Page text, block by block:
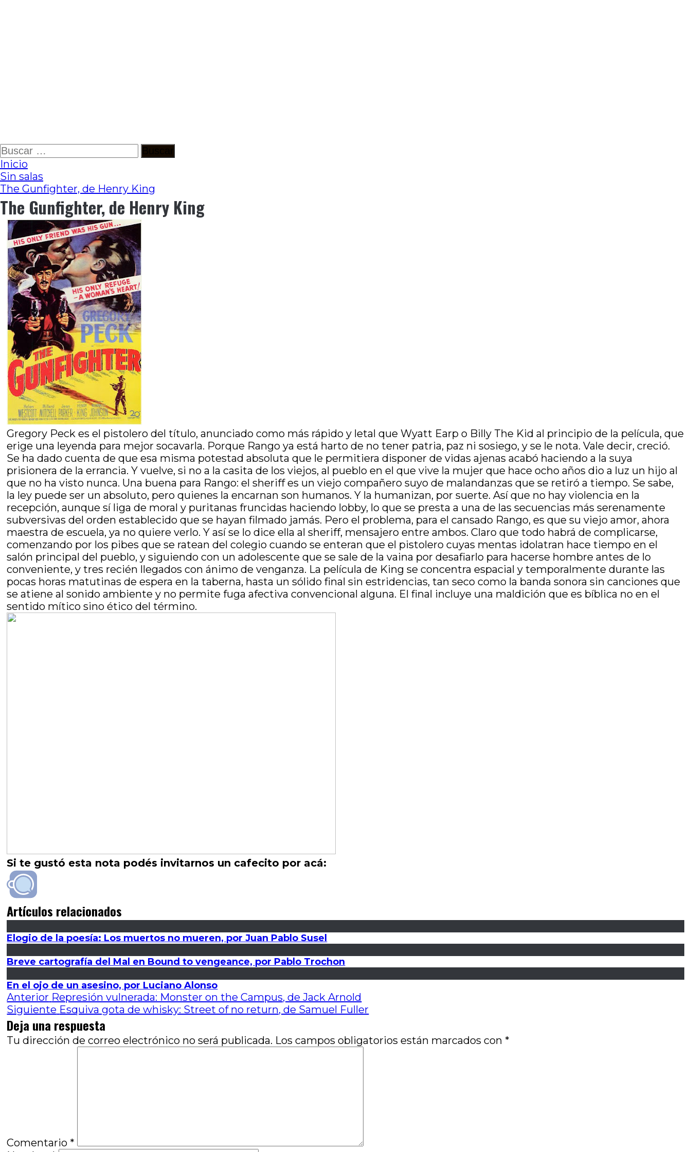
Ir
al
contenido
Buscar:
Inicio
Sin salas
The Gunfighter, de Henry King
The Gunfighter, de Henry King
Gregory Peck es el pistolero del título, anunciado como más rápido y letal que Wyatt Earp o Billy The Kid al principio de la película, que
erige una leyenda para mejor socavarla. Porque Rango ya está harto de no tener patria, paz ni sosiego, y se le nota. Vale decir, creció.
Se ha dado cuenta de que esa misma potestad absoluta que le permitiera disponer de vidas ajenas acabó haciendo a la suya
prisionera de la errancia. Y vuelve, si no a la casita de los viejos, al pueblo en el que vive la mujer que hace ocho años dio a luz un hijo al
que no ha visto nunca. Una buena para Rango: el sheriff es un viejo compañero suyo de malandanzas que se retiró a tiempo. Se sabe,
la ley puede ser un absoluto, pero quienes la encarnan son humanos. Y la humanizan, por suerte. Así que no hay violencia en la
recepción, aunque sí liga de moral y puritanas fruncidas haciendo lobby, lo que se presta a una de las secuencias más serenamente
subversivas del orden establecido que se hayan filmado jamás. Pero el problema, para el cansado Rango, es que su viejo amor, ahora
maestra de escuela, ya no quiere verlo. Y así se lo dice ella al sheriff, mensajero entre ambos. Claro que todo habrá de complicarse,
comenzando por los pibes que se ratean del colegio cuando se enteran que el pistolero cuyas mentas idolatran hace tiempo en el
salón principal del pueblo, y siguiendo con un adolescente que se sale de la vaina por desafiarlo para hacerse hombre antes de lo
conveniente, y tres recién llegados con ánimo de venganza. La película de King se concentra espacial y temporalmente durante las
pocas horas matutinas de espera en la taberna, hasta un sólido final sin estridencias, tan seco como la banda sonora sin canciones que
se atiene al sonido ambiente y no permite fuga afectiva convencional alguna. El final incluye una maldición que es bíblica no en el
sentido mítico sino ético del término.
Si te gustó esta nota podés invitarnos un cafecito por acá:
Artículos relacionados
Elogio de la poesía: Los muertos no mueren, por Juan Pablo Susel
Breve cartografía del Mal en Bound to vengeance, por Pablo Trochon
En el ojo de un asesino, por Luciano Alonso
Navegación
de
entradas
Anterior Entrada
anterior:
Represión vulnerada: Monster on the Campus, de Jack Arnold
Siguiente Entrada
siguiente:
Esquiva gota de whisky: Street of no return, de Samuel Fuller
Deja una respuesta
Tu dirección de correo electrónico no será publicada. Los campos obligatorios están marcados con *
Comentario *